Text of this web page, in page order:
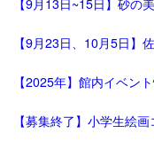
【9月13日~15日】砂の
【9月23日、10月5日】
【2025年】館内イベン
【募集終了】小学生絵